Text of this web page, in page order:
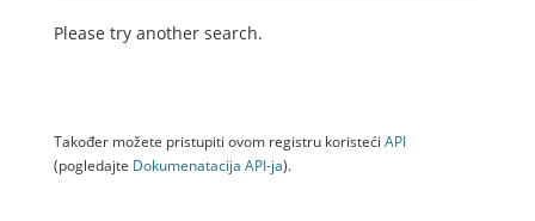
Please try another search.
Također možete pristupiti ovom registru koristeći API
(pogledajte Dokumenаtаcijа API-jа).